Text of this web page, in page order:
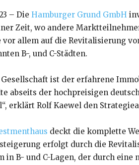
– Die Hamburger Grund GmbH
Zeit, wo andere
allem auf die Revitalisierung
B-, und C-Städten.
ist der erfahrene
abseits der hochpreisigen
erklärt Rolf Kaewel den
deckt die komplette
erfolgt durch die
in B- und C-Lagen, der durch